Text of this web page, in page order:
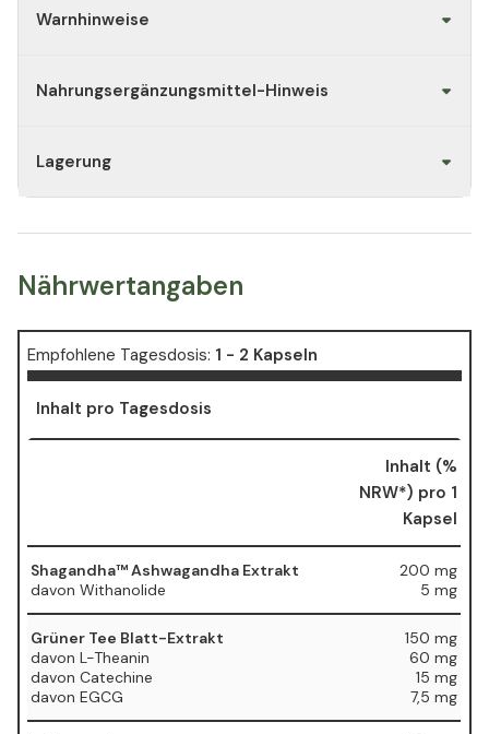
Warnhinweise
Nahrungsergänzungsmittel-Hinweis
Lagerung
Nährwertangaben
Empfohlene Tagesdosis: 1 - 2 Kapseln
Inhalt pro Tagesdosis
Inhalt (%
NRW*) pro 1
Kapsel
Shagandha™ Ashwagandha Extrakt
davon Withanolide
200 mg
5 mg
Grüner Tee Blatt-Extrakt
davon L-Theanin
davon Catechine
davon EGCG
150 mg
60 mg
15 mg
7,5 mg